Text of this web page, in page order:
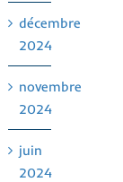
décembre
2024
novembre
2024
juin
2024